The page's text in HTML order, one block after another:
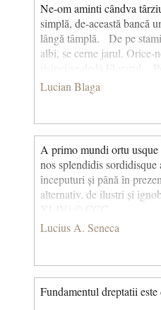
Ne-om aminti cândva
simplă, de-această bancă
lângă tâmplă. De pe
albi, se cerne jarul. Orice-
risipei se dedă Florarul.
preajmă galbene troiene
umeri cade-ne şi-n gene.
vorbim, şi-n ochi, când nu
ce păreri de rău ne
aminti cândva târziu de-
de-această bancă unde
tâmplă. Visând,
pulberi aurii – păduri ce ar
nu vor fi. (Risipei se dedă
Lucian Blaga
A primo mundi ortu
nos splendidis sordidisque
începuturi și până în
alternativ, de ilustri și
XLIV) © CCC
Lucius A. Seneca
Fundamentul dreptatii este